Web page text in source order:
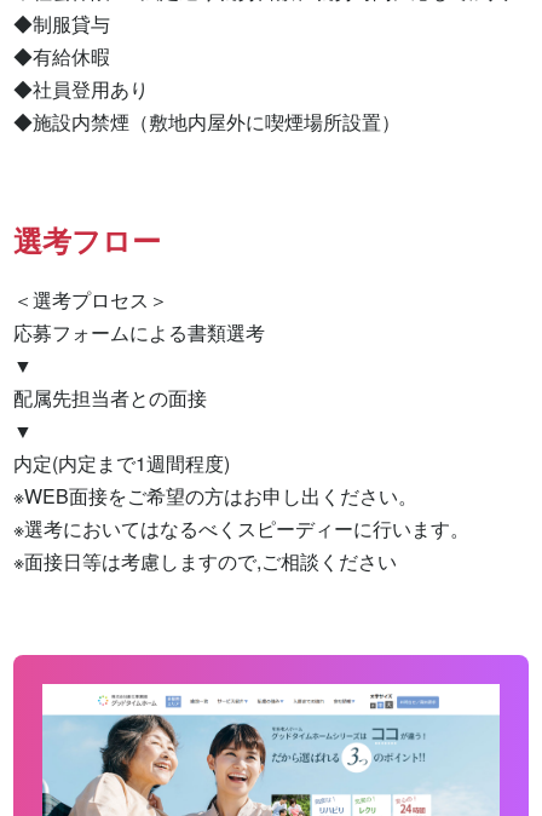
◆制服貸与
◆有給休暇
◆社員登用あり
◆施設内禁煙（敷地内屋外に喫煙場所設置）
選考フロー
＜選考プロセス＞
応募フォームによる書類選考
▼
配属先担当者との面接
▼
内定(内定まで1週間程度)
※WEB面接をご希望の方はお申し出ください。
※選考においてはなるべくスピーディーに行います。
※面接日等は考慮しますので,ご相談ください